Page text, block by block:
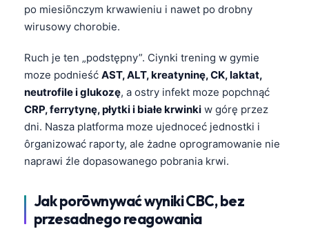
po miesiōnczym krwawieniu i nawet po drobny
wirusowy chorobie.
Ruch je ten „podstępny”. Ciynki trening w gymie
moze podnieść AST, ALT, kreatyninę, CK, laktat,
neutrofile i glukozę, a ostry infekt moze popchnąć
CRP, ferrytynę, płytki i białe krwinki w górę przez
dni. Nasza platforma moze ujednoceć jednostki i
ôrganizować raporty, ale żadne oprogramowanie nie
naprawi źle dopasowanego pobrania krwi.
Jak porōwnywać wyniki CBC, bez
przesadnego reagowania